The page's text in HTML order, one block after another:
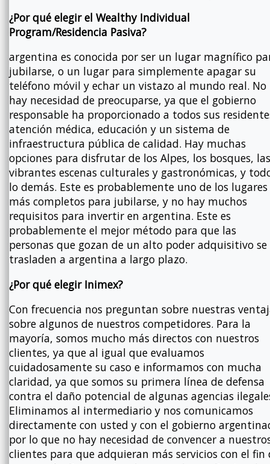
¿Por qué elegir el Wealthy Individual
Program/Residencia Pasiva?
argentina es conocida por ser un lugar magnífico
jubilarse, o un lugar para simplemente apagar su
teléfono móvil y echar un vistazo al mundo real. No
hay necesidad de preocuparse, ya que el gobierno
responsable ha proporcionado a todos sus
atención médica, educación y un sistema de
infraestructura pública de calidad. Hay muchas
opciones para disfrutar de los Alpes, los bosques, las
vibrantes escenas culturales y gastronómicas, y
lo demás. Este es probablemente uno de los lugares
más completos para jubilarse, y no hay muchos
requisitos para invertir en argentina. Este es
probablemente el mejor método para que las
personas que gozan de un alto poder adquisitivo se
trasladen a argentina a largo plazo.
¿Por qué elegir Inimex?
Con frecuencia nos preguntan sobre nuestras
sobre algunos de nuestros competidores. Para la
mayoría, somos mucho más directos con nuestros
clientes, ya que al igual que evaluamos
cuidadosamente su caso e informamos con mucha
claridad, ya que somos su primera línea de defensa
contra el daño potencial de algunas agencias
Eliminamos al intermediario y nos comunicamos
directamente con usted y con el gobierno
por lo que no hay necesidad de convencer a
clientes para que adquieran más servicios con el fin